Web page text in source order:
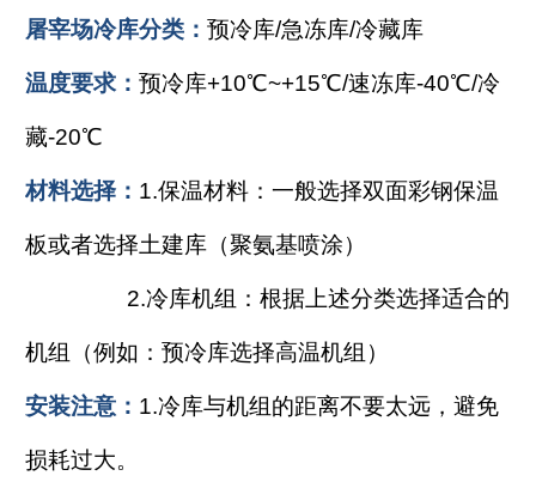
屠宰场冷库分类： 预冷库/急冻库/冷藏库
温度要求： 预冷库+10℃~+15℃/速冻库-40℃/冷
藏-20℃
材料选择： 1.保温材料：一般选择双面彩钢保温
板或者选择土建库（聚氨基喷涂）
2.冷库机组：根据上述分类选择适合的
机组（例如：预冷库选择高温机组）
安装注意： 1.冷库与机组的距离不要太远，避免
损耗过大。